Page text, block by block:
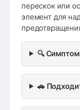
перескок или
элемент для
🔍
🚗